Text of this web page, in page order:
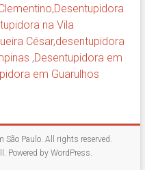
,Desentupidora
na Vila
César,desentupidora
,Desentupidora em
em Guarulhos
São Paulo. All rights reserved.
Powered byWordPress.